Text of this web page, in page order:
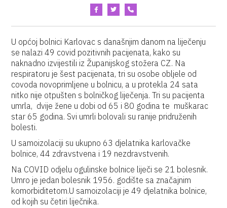
U općoj bolnici Karlovac s današnjim danom na liječenju
se nalazi 49 covid pozitivnih pacijenata, kako su
naknadno izvijestili iz Županijskog stožera CZ. Na
respiratoru je šest pacijenata, tri su osobe obljele od
covoda novoprimljene u bolnicu, a u protekla 24 sata
nitko nije otpušten s bolničkog liječenja. Tri su pacijenta
umrla, dvije žene u dobi od 65 i 80 godina te muškarac
star 65 godina. Svi umrli bolovali su ranije pridruženih
bolesti.
U samoizolaciji su ukupno 63 djelatnika karlovačke
bolnice, 44 zdravstvena i 19 nezdravstvenih.
Na COVID odjelu ogulinske bolnice liječi se 21 bolesnik.
Umro je jedan bolesnik 1956. godište sa značajnim
komorbiditetom.U samoizolaciji je 49 djelatnika bolnice,
od kojih su četiri liječnika.